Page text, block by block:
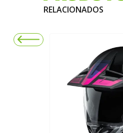
RELACIONADOS